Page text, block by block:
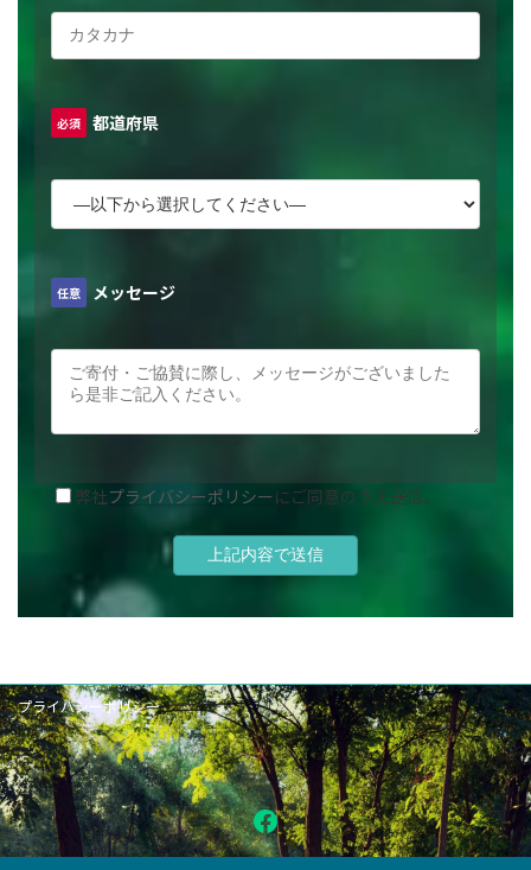
必須 都道府県
任意 メッセージ
弊社プライバシーポリシー にご同意のうえ送信。
プライバシーポリシー
Facebook